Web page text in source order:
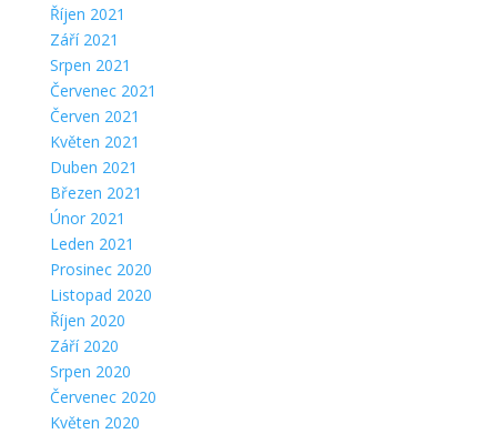
Říjen 2021
Září 2021
Srpen 2021
Červenec 2021
Červen 2021
Květen 2021
Duben 2021
Březen 2021
Únor 2021
Leden 2021
Prosinec 2020
Listopad 2020
Říjen 2020
Září 2020
Srpen 2020
Červenec 2020
Květen 2020